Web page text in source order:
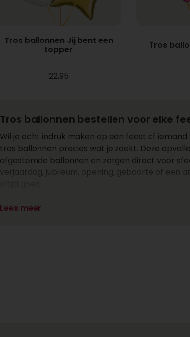
Tros ballonnen Jij bent een
topper
22,95
Tros
Tros ballonnen bestellen voor elke
Wil je echt indruk maken op een feest of
tros ballonnen precies wat je zoekt. Deze
afgestemde ballonnen en zorgen direct voor
verjaardag, jubileum, opening, geboorte of een
Maak je eigen tros ballonnen:
Lees meer